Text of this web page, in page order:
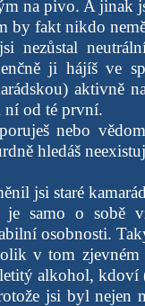
na pivo. A jinak
by fakt nikdo
nezůstal
ji hájíš ve
aktivně
ní od té první.
nebo
hledáš
jsi staré
je samo o sobě
osobnosti.
v tom zjevném
alkohol, kdoví
jsi byl nejen